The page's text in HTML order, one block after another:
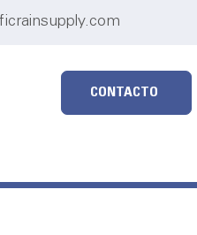
CONTACTO